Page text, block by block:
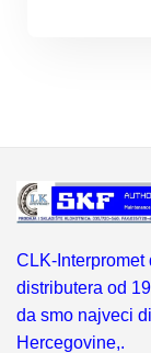
CLK-Interpromet
distributera od
da smo najveci
Hercegovine,.